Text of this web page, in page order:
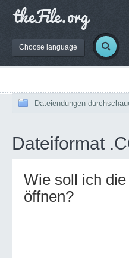
Choose language
Dateiendungen
Dateiformat
Wie soll ich
öffnen?